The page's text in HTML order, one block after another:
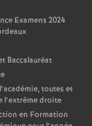
Examens 2024
Baccalauréat
toutes et
l’extrême droite
en Formation